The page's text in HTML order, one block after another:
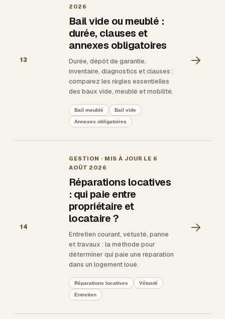
13
2026
Bail vide ou meublé :
durée, clauses et
annexes obligatoires
Durée, dépôt de garantie,
inventaire, diagnostics et clauses :
comparez les règles essentielles
des baux vide, meublé et mobilité.
Bail meublé Bail vide
Annexes obligatoires
→
14
GESTION · MIS À JOUR LE 6
AOÛT 2026
Réparations locatives
: qui paie entre
propriétaire et
locataire ?
Entretien courant, vétusté, panne
et travaux : la méthode pour
déterminer qui paie une réparation
dans un logement loué.
Réparations locatives Vétusté
Entretien
→